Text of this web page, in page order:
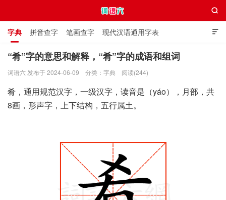

字典 拼音查字 笔画查字 现代汉语通用字表
通用规范汉字表 叠字大全 独体字大全 极简英语词典

“肴”字的意思和解释，“肴”字的成语和组词
词语六 发布于 2024-06-09 分类： 字典 阅读(244)
肴，通用规范汉字，一级汉字，读音是（yáo），月部，共
8画，形声字，上下结构，五行属土。